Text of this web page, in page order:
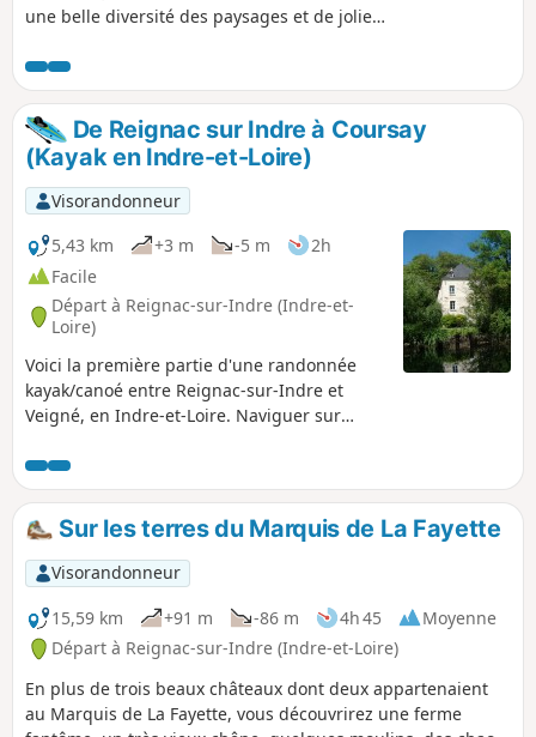
une belle diversité des paysages et de jolies
bourgs, dominés chacun par un château,
vous cheminerez dans la vallée verdoyante
où s’écoule l’Indre, traverserez une forêt où
un arbre majestueux vous attend et
arpenterez le plateau agricole.
De Reignac sur Indre à Coursay
(Kayak en Indre-et-Loire)
Visorandonneur
5,43 km
+3 m -5 m
2h
Facile
Départ à Reignac-sur-Indre (Indre-et-
Loire)
Voici la première partie d'une randonnée
kayak/canoé entre Reignac-sur-Indre et
Veigné, en Indre-et-Loire. Naviguer sur
la Loire. Il s'agit d'un cours d'eau plus calme,
sa faune et sa flore sont plus diversifiées et
l'espace plus confiné... On va lors de ce
parcours rencontrer de magnifiques
demeures, des moulins et des petits terrains
privés.
Sur les terres du Marquis de La Fayette
Visorandonneur
15,59 km
+91 m -86 m 4h 45
Moyenne
Départ à Reignac-sur-Indre (Indre-et-Loire)
En plus de trois beaux châteaux dont deux appartenaient
au Marquis de La Fayette, vous découvrirez une ferme